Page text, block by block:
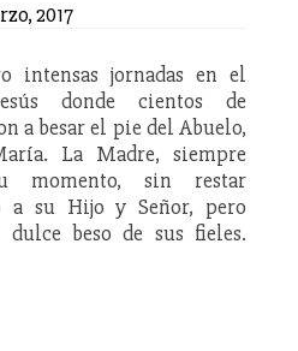
2017
intensas jornadas en el
donde cientos de
a besar el pie del Abuelo,
La Madre, siempre
momento, sin restar
a su Hijo y Señor, pero
beso de sus fieles.